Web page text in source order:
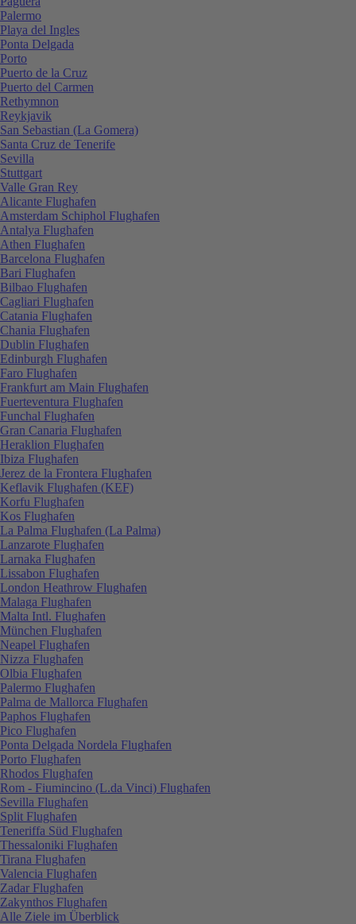
Palermo
Playa del Ingles
Ponta Delgada
Porto
Puerto de la Cruz
Puerto del Carmen
Rethymnon
Reykjavik
San Sebastian (La Gomera)
Santa Cruz de Tenerife
Sevilla
Stuttgart
Valle Gran Rey
Alicante Flughafen
Amsterdam Schiphol Flughafen
Antalya Flughafen
Athen Flughafen
Barcelona Flughafen
Bari Flughafen
Bilbao Flughafen
Cagliari Flughafen
Catania Flughafen
Chania Flughafen
Dublin Flughafen
Edinburgh Flughafen
Faro Flughafen
Frankfurt am Main Flughafen
Fuerteventura Flughafen
Funchal Flughafen
Gran Canaria Flughafen
Heraklion Flughafen
Ibiza Flughafen
Jerez de la Frontera Flughafen
Keflavik Flughafen (KEF)
Korfu Flughafen
Kos Flughafen
La Palma Flughafen (La Palma)
Lanzarote Flughafen
Larnaka Flughafen
Lissabon Flughafen
London Heathrow Flughafen
Malaga Flughafen
Malta Intl. Flughafen
München Flughafen
Neapel Flughafen
Nizza Flughafen
Olbia Flughafen
Palermo Flughafen
Palma de Mallorca Flughafen
Paphos Flughafen
Pico Flughafen
Ponta Delgada Nordela Flughafen
Porto Flughafen
Rhodos Flughafen
Rom - Fiumincino (L.da Vinci) Flughafen
Sevilla Flughafen
Split Flughafen
Teneriffa Süd Flughafen
Thessaloniki Flughafen
Tirana Flughafen
Valencia Flughafen
Zadar Flughafen
Zakynthos Flughafen
Alle Ziele im Überblick